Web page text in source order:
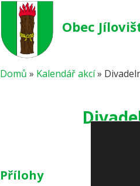
Obec
Domů » Kalendář akcí»
Přílohy